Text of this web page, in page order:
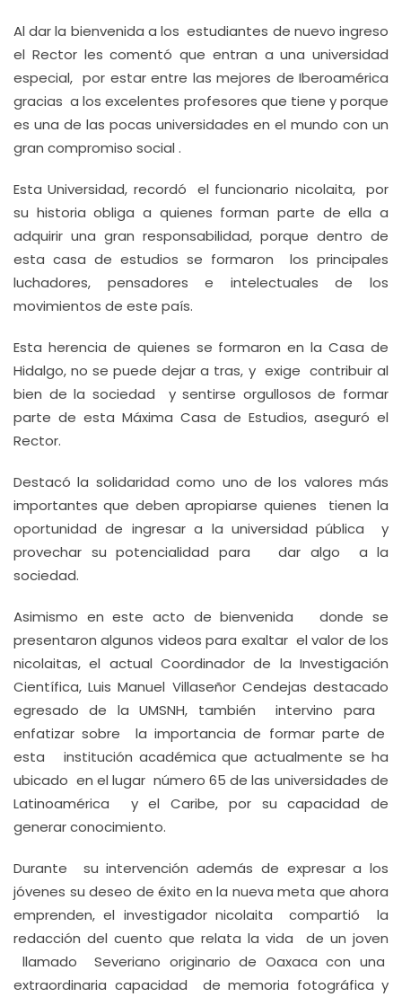
Al dar la bienvenida a los estudiantes de nuevo ingreso
el Rector les comentó que entran a una universidad
especial, por estar entre las mejores de Iberoamérica
gracias a los excelentes profesores que tiene y porque
es una de las pocas universidades en el mundo con un
gran compromiso social .
Esta Universidad, recordó el funcionario nicolaita, por
su historia obliga a quienes forman parte de ella a
adquirir una gran responsabilidad, porque dentro de
esta casa de estudios se formaron los principales
luchadores, pensadores e intelectuales de los
movimientos de este país.
Esta herencia de quienes se formaron en la Casa de
Hidalgo, no se puede dejar a tras, y exige contribuir al
bien de la sociedad y sentirse orgullosos de formar
parte de esta Máxima Casa de Estudios, aseguró el
Rector.
Destacó la solidaridad como uno de los valores más
importantes que deben apropiarse quienes tienen la
oportunidad de ingresar a la universidad pública y
provechar su potencialidad para dar algo a la
sociedad.
Asimismo en este acto de bienvenida donde se
presentaron algunos videos para exaltar el valor de los
nicolaitas, el actual Coordinador de la Investigación
Científica, Luis Manuel Villaseñor Cendejas destacado
egresado de la UMSNH, también intervino para
enfatizar sobre la importancia de formar parte de
esta institución académica que actualmente se ha
ubicado en el lugar número 65 de las universidades de
Latinoamérica y el Caribe, por su capacidad de
generar conocimiento.
Durante su intervención además de expresar a los
jóvenes su deseo de éxito en la nueva meta que ahora
emprenden, el investigador nicolaita compartió la
redacción del cuento que relata la vida de un joven
llamado Severiano originario de Oaxaca con una
extraordinaria capacidad de memoria fotográfica y